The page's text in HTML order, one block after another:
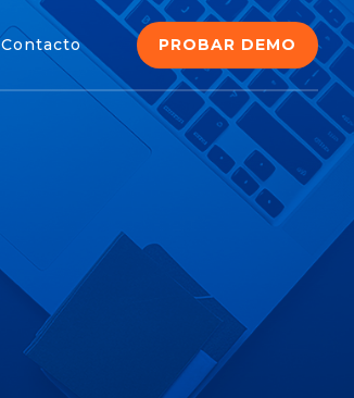
Contacto PROBAR DEMO
PROBAR DEMO